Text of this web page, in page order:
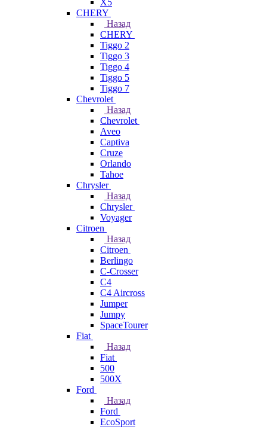
X5
CHERY
Назад
CHERY
Tiggo 2
Tiggo 3
Tiggo 4
Tiggo 5
Tiggo 7
Chevrolet
Назад
Chevrolet
Aveo
Captiva
Cruze
Orlando
Tahoe
Chrysler
Назад
Chrysler
Voyager
Citroen
Назад
Citroen
Berlingo
C-Crosser
C4
C4 Aircross
Jumper
Jumpy
SpaceTourer
Fiat
Назад
Fiat
500
500X
Ford
Назад
Ford
EcoSport